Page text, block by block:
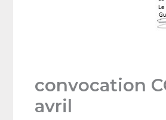
convocation
avril